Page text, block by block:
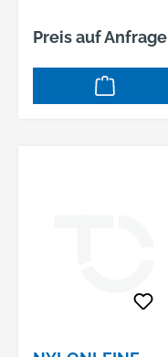
Preis auf Anfrage